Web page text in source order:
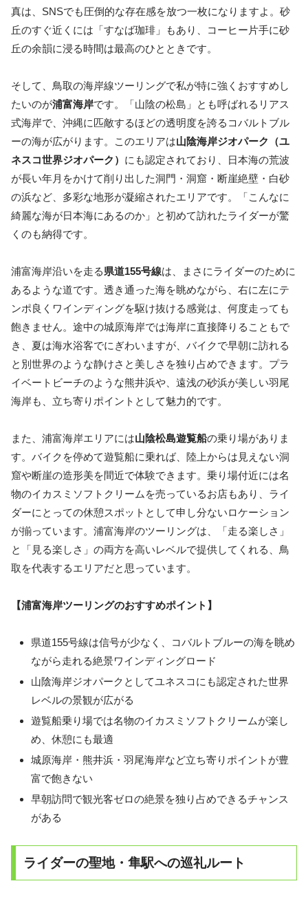
真は、SNSでも圧倒的な存在感を放つ一枚になりますよ。砂
丘のすぐ近くには「すなば珈琲」もあり、コーヒー片手に砂
丘の余韻に浸る時間は最高のひとときです。
そして、鳥取の海岸線ツーリングで私が特に強くおすすめし
たいのが浦富海岸です。「山陰の松島」とも呼ばれるリアス
式海岸で、沖縄に匹敵するほどの透明度を誇るコバルトブル
ーの海が広がります。このエリアは山陰海岸ジオパーク（ユ
ネスコ世界ジオパーク） にも認定されており、日本海の荒波
が長い年月をかけて削り出した洞門・洞窟・断崖絶壁・白砂
の浜など、多彩な地形が凝縮されたエリアです。「こんなに
綺麗な海が日本海にあるのか」と初めて訪れたライダーが驚
くのも納得です。
浦富海岸沿いを走る県道155号線は、まさにライダーのために
あるような道です。透き通った海を眺めながら、右に左にテ
ンポ良くワインディングを駆け抜ける感覚は、何度走っても
飽きません。途中の城原海岸では海岸に直接降りることもで
き、夏は海水浴客でにぎわいますが、バイクで早朝に訪れる
と別世界のような静けさと美しさを独り占めできます。プラ
イベートビーチのような熊井浜や、遠浅の砂浜が美しい羽尾
海岸も、立ち寄りポイントとして魅力的です。
また、浦富海岸エリアには山陰松島遊覧船の乗り場がありま
す。バイクを停めて遊覧船に乗れば、陸上からは見えない洞
窟や断崖の造形美を間近で体験できます。乗り場付近には名
物のイカスミソフトクリームを売っているお店もあり、ライ
ダーにとっての休憩スポットとして申し分ないロケーション
が揃っています。浦富海岸のツーリングは、「走る楽しさ」
と「見る楽しさ」の両方を高いレベルで提供してくれる、鳥
取を代表するエリアだと思っています。
【浦富海岸ツーリングのおすすめポイント】
県道155号線は信号が少なく、コバルトブルーの海を眺め
ながら走れる絶景ワインディングロード
山陰海岸ジオパークとしてユネスコにも認定された世界
レベルの景観が広がる
遊覧船乗り場では名物のイカスミソフトクリームが楽し
め、休憩にも最適
城原海岸・熊井浜・羽尾海岸など立ち寄りポイントが豊
富で飽きない
早朝訪問で観光客ゼロの絶景を独り占めできるチャンス
がある
ライダーの聖地・隼駅への巡礼ルート